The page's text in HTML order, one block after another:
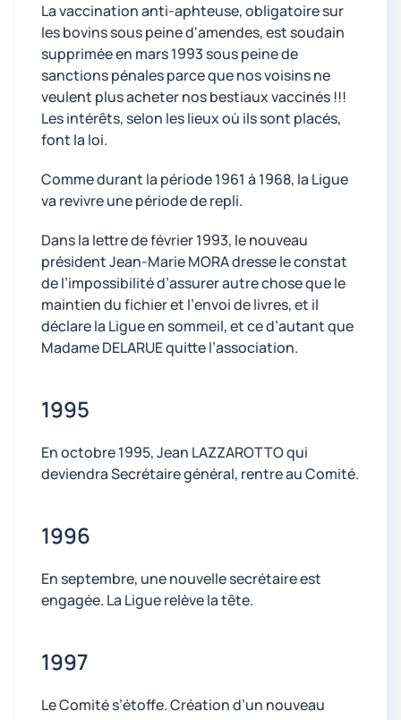
La vaccination anti-aphteuse, obligatoire sur
les bovins sous peine d'amendes, est soudain
supprimée en mars 1993 sous peine de
sanctions pénales parce que nos voisins ne
veulent plus acheter nos bestiaux vaccinés !!!
Les intérêts, selon les lieux où ils sont placés,
font la loi.
Comme durant la période 1961 à 1968, la Ligue
va revivre une période de repli.
Dans la lettre de février 1993, le nouveau
président Jean-Marie MORA dresse le constat
de l’impossibilité d’assurer autre chose que le
maintien du fichier et l’envoi de livres, et il
déclare la Ligue en sommeil, et ce d’autant que
Madame DELARUE quitte l’association.
1995
En octobre 1995, Jean LAZZAROTTO qui
deviendra Secrétaire général, rentre au Comité.
1996
En septembre, une nouvelle secrétaire est
engagée. La Ligue relève la tête.
1997
Le Comité s’étoffe. Création d’un nouveau